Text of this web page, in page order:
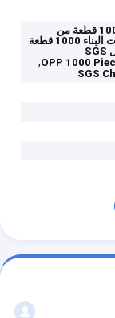
مجموعة مكعبات البناء 1000 قطعة من
Jigsaw ، مجموعة مكعبات البناء 1000 قطعة
OPP 1000
,
SGS